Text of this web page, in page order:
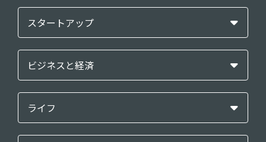
スタートアップ
ビジネスと経済
ライフ